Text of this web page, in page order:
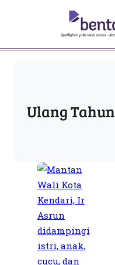
Ulang Tahun